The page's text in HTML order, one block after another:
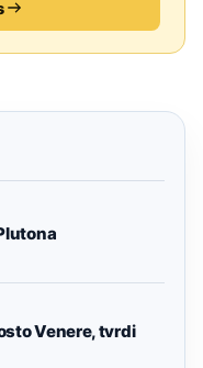
Venere, tvrdi